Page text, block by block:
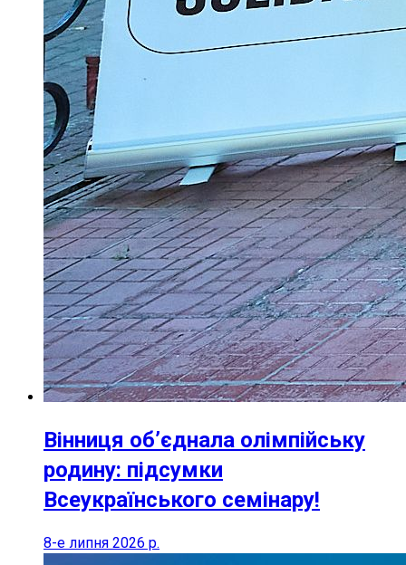
Вінниця об’єднала олімпійську
родину: підсумки
Всеукраїнського семінару!
8-е липня 2026 р.